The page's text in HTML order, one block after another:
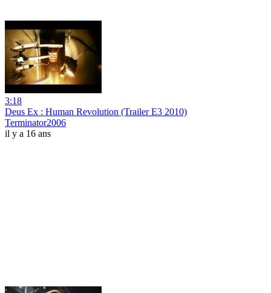
3:18
Deus Ex : Human Revolution (Trailer E3 2010)
Terminator2006
il y a 16 ans